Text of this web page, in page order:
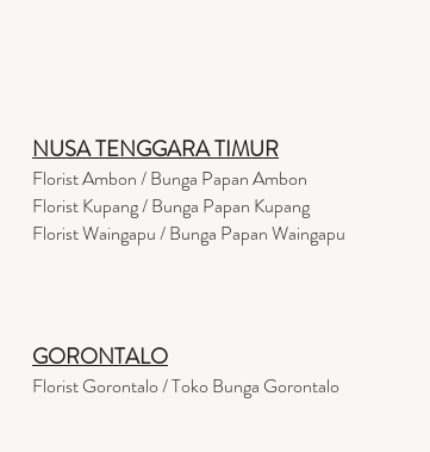
NUSA TENGGARA TIMUR
Florist Ambon / Bunga Papan Ambon
Florist Kupang / Bunga Papan Kupang
Florist Waingapu / Bunga Papan Waingapu
GORONTALO
Florist Gorontalo / Toko Bunga Gorontalo